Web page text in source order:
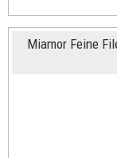
Miamor Feine